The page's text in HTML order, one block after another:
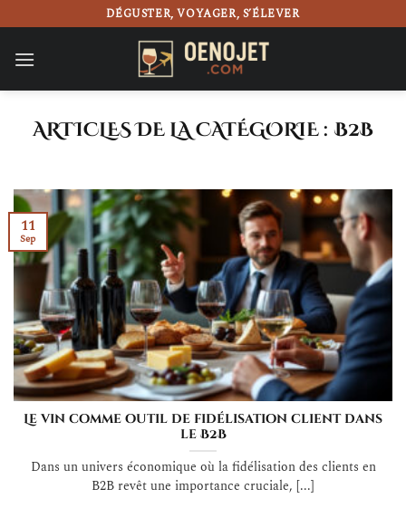
au
contenu
DÉGUSTER, VOYAGER, S’ÉLEVER
B2B
Le vin comme outil de fidélisation client dans
le B2B
Dans un univers économique où la fidélisation des clients en
B2B revêt une importance cruciale, [...]
11
Sep